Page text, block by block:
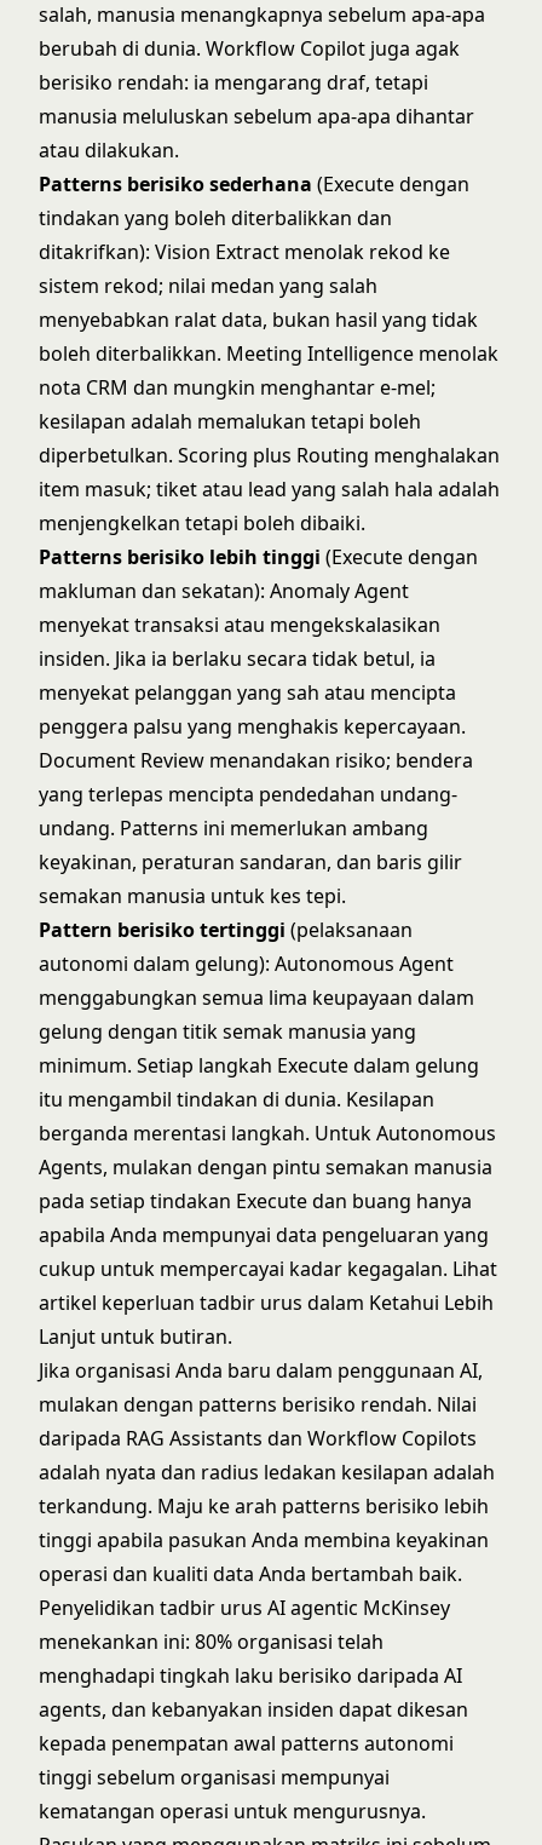
salah, manusia menangkapnya sebelum apa-apa
berubah di dunia. Workflow Copilot juga agak
berisiko rendah: ia mengarang draf, tetapi
manusia meluluskan sebelum apa-apa dihantar
atau dilakukan.
Patterns berisiko sederhana (Execute dengan
tindakan yang boleh diterbalikkan dan
ditakrifkan): Vision Extract menolak rekod ke
sistem rekod; nilai medan yang salah
menyebabkan ralat data, bukan hasil yang tidak
boleh diterbalikkan. Meeting Intelligence menolak
nota CRM dan mungkin menghantar e-mel;
kesilapan adalah memalukan tetapi boleh
diperbetulkan. Scoring plus Routing menghalakan
item masuk; tiket atau lead yang salah hala adalah
menjengkelkan tetapi boleh dibaiki.
Patterns berisiko lebih tinggi (Execute dengan
makluman dan sekatan): Anomaly Agent
menyekat transaksi atau mengekskalasikan
insiden. Jika ia berlaku secara tidak betul, ia
menyekat pelanggan yang sah atau mencipta
penggera palsu yang menghakis kepercayaan.
Document Review menandakan risiko; bendera
yang terlepas mencipta pendedahan undang-
undang. Patterns ini memerlukan ambang
keyakinan, peraturan sandaran, dan baris gilir
semakan manusia untuk kes tepi.
Pattern berisiko tertinggi (pelaksanaan
autonomi dalam gelung): Autonomous Agent
menggabungkan semua lima keupayaan dalam
gelung dengan titik semak manusia yang
minimum. Setiap langkah Execute dalam gelung
itu mengambil tindakan di dunia. Kesilapan
berganda merentasi langkah. Untuk Autonomous
Agents, mulakan dengan pintu semakan manusia
pada setiap tindakan Execute dan buang hanya
apabila Anda mempunyai data pengeluaran yang
cukup untuk mempercayai kadar kegagalan. Lihat
artikel keperluan tadbir urus dalam Ketahui Lebih
Lanjut untuk butiran.
Jika organisasi Anda baru dalam penggunaan AI,
mulakan dengan patterns berisiko rendah. Nilai
daripada RAG Assistants dan Workflow Copilots
adalah nyata dan radius ledakan kesilapan adalah
terkandung. Maju ke arah patterns berisiko lebih
tinggi apabila pasukan Anda membina keyakinan
operasi dan kualiti data Anda bertambah baik.
Penyelidikan tadbir urus AI agentic McKinsey
menekankan ini: 80% organisasi telah
menghadapi tingkah laku berisiko daripada AI
agents, dan kebanyakan insiden dapat dikesan
kepada penempatan awal patterns autonomi
tinggi sebelum organisasi mempunyai
kematangan operasi untuk mengurusnya.